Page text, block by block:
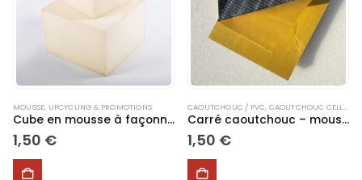
MOUSSE, UPCYCLING & PROMOTIONS
Cube en mousse à façonner 10 x 10 x 10 cm
1,50 €
CAOUTCHOUC / PVC, CAOUTCHOUC CELLULAIRE
Carré caoutchouc – mousse cellulaire EPDM – épaisseur 3 mm avec adhésif sur une face vendu en lot de 10 pièces
1,50 €